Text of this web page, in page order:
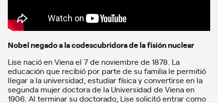
Nobel negado a la codescubridora de la fisión nuclear
Lise nació en Viena el 7 de noviembre de 1878. La
educación que recibió por parte de su familia le permitió
llegar a la universidad, estudiar física y convertirse en la
segunda mujer doctora de la Universidad de Viena en
1906. Al terminar su doctorado, Lise solicitó entrar como